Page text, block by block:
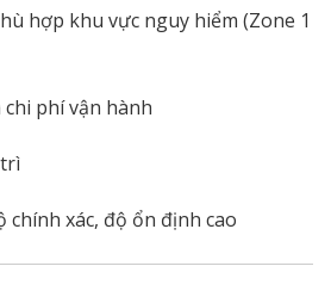
hợp khu vực nguy hiểm (Zone 1
phí vận hành
chính xác, độ ổn định cao